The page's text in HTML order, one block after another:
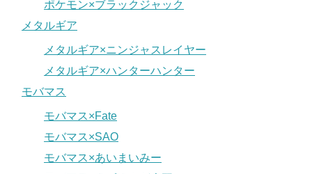
ポケモン×ブラックジャック
メタルギア
メタルギア×ニンジャスレイヤー
メタルギア×ハンターハンター
モバマス
モバマス×Fate
モバマス×SAO
モバマス×あいまいみー